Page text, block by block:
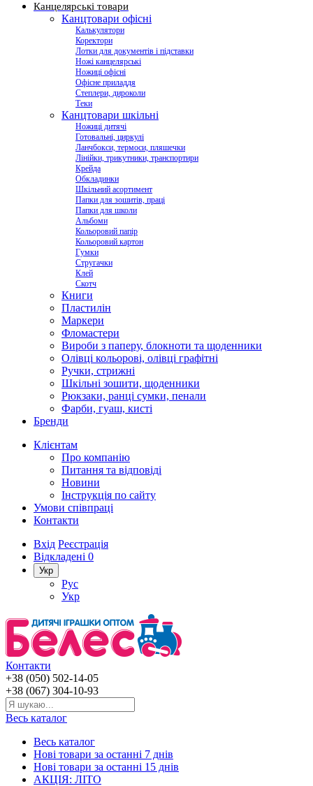
Канцелярські товари
Канцтовари офісні
Калькулятори
Коректори
Лотки для документів і підставки
Ножі канцелярські
Ножиці офісні
Офісне приладдя
Степлери, дироколи
Теки
Канцтовари шкільні
Ножиці дитячі
Готовальні, циркулі
Ланчбокси, термоси, пляшечки
Лінійки, трикутники, транспортири
Крейда
Обкладинки
Шкільний асортимент
Папки для зошитів, праці
Папки для школи
Альбоми
Кольоровий папір
Кольоровий картон
Гумки
Стругачки
Клей
Скотч
Книги
Пластилін
Маркери
Фломастери
Вироби з паперу, блокноти та щоденники
Олівці кольорові, олівці графітні
Ручки, стрижні
Шкільні зошити, щоденники
Рюкзаки, ранці сумки, пенали
Фарби, гуаш, кисті
Бренди
Клієнтам
Про компанію
Питання та відповіді
Новини
Інструкція по сайту
Умови співпраці
Контакти
Вхід Реєстрація
Відкладені 0
Укр
Рус
Укр
Контакти
+38 (050) 502-14-05
+38 (067) 304-10-93
Весь каталог
Весь каталог
Нові товари за останнi 7 днiв
Нові товари за останнi 15 днiв
АКЦІЯ: ЛІТО